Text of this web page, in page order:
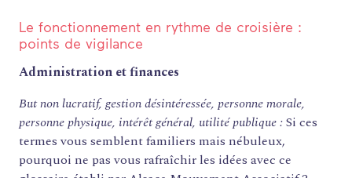
Le fonctionnement en rythme de croisière :
points de vigilance
Administration et finances
But non lucratif, gestion désintéressée, personne morale,
personne physique, intérêt général, utilité publique :Si ces
termes vous semblent familiers mais nébuleux,
pourquoi ne pas vous rafraîchir les idées avec ce
FORMATIONS
ATELIERS
RENCONTRES